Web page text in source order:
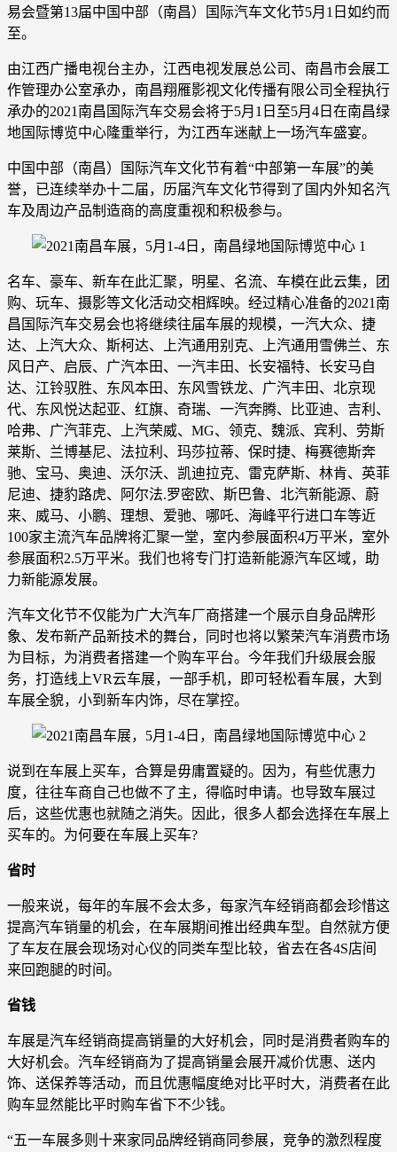
易会暨第13届中国中部（南昌）国际汽车文化节5月1日如约而
至。
由江西广播电视台主办，江西电视发展总公司、南昌市会展工
作管理办公室承办，南昌翔雁影视文化传播有限公司全程执行
承办的2021南昌国际汽车交易会将于5月1日至5月4日在南昌绿
地国际博览中心隆重举行，为江西车迷献上一场汽车盛宴。
中国中部（南昌）国际汽车文化节有着“中部第一车展”的美
誉，已连续举办十二届，历届汽车文化节得到了国内外知名汽
车及周边产品制造商的高度重视和积极参与。
名车、豪车、新车在此汇聚，明星、名流、车模在此云集，团
购、玩车、摄影等文化活动交相辉映。经过精心准备的2021南
昌国际汽车交易会也将继续往届车展的规模，一汽大众、捷
达、上汽大众、斯柯达、上汽通用别克、上汽通用雪佛兰、东
风日产、启辰、广汽本田、一汽丰田、长安福特、长安马自
达、江铃驭胜、东风本田、东风雪铁龙、广汽丰田、北京现
代、东风悦达起亚、红旗、奇瑞、一汽奔腾、比亚迪、吉利、
哈弗、广汽菲克、上汽荣威、MG、领克、魏派、宾利、劳斯
莱斯、兰博基尼、法拉利、玛莎拉蒂、保时捷、梅赛德斯奔
驰、宝马、奥迪、沃尔沃、凯迪拉克、雷克萨斯、林肯、英菲
尼迪、捷豹路虎、阿尔法.罗密欧、斯巴鲁、北汽新能源、蔚
来、威马、小鹏、理想、爱驰、哪吒、海峰平行进口车等近
100家主流汽车品牌将汇聚一堂，室内参展面积4万平米，室外
参展面积2.5万平米。我们也将专门打造新能源汽车区域，助
力新能源发展。
汽车文化节不仅能为广大汽车厂商搭建一个展示自身品牌形
象、发布新产品新技术的舞台，同时也将以繁荣汽车消费市场
为目标，为消费者搭建一个购车平台。今年我们升级展会服
务，打造线上VR云车展，一部手机，即可轻松看车展，大到
车展全貌，小到新车内饰，尽在掌控。
说到在车展上买车，合算是毋庸置疑的。因为，有些优惠力
度，往往车商自己也做不了主，得临时申请。也导致车展过
后，这些优惠也就随之消失。因此，很多人都会选择在车展上
买车的。为何要在车展上买车?
省时
一般来说，每年的车展不会太多，每家汽车经销商都会珍惜这
提高汽车销量的机会，在车展期间推出经典车型。自然就方便
了车友在展会现场对心仪的同类车型比较，省去在各4S店间
来回跑腿的时间。
省钱
车展是汽车经销商提高销量的大好机会，同时是消费者购车的
大好机会。汽车经销商为了提高销量会展开减价优惠、送内
饰、送保养等活动，而且优惠幅度绝对比平时大，消费者在此
购车显然能比平时购车省下不少钱。
“五一车展多则十来家同品牌经销商同参展，竞争的激烈程度